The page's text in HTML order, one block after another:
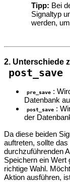
Tipp: Bei
Signaltyp
werden,
2. Unterschiede
post_save
pre_save :
Datenbank
post_save :
der
Da diese beiden
auftreten, sollte
durchzuführenden
Speichern ein Wert
richtige Wahl.
Aktion ausführen,